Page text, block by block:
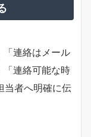
「連絡はメール
「連絡可能な時
当者へ明確に伝